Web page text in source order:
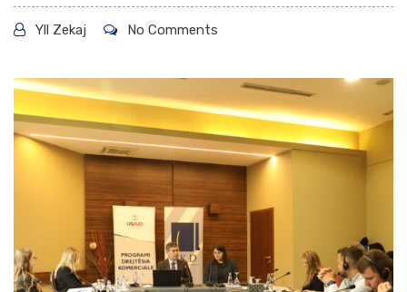
Yll Zekaj No Comments